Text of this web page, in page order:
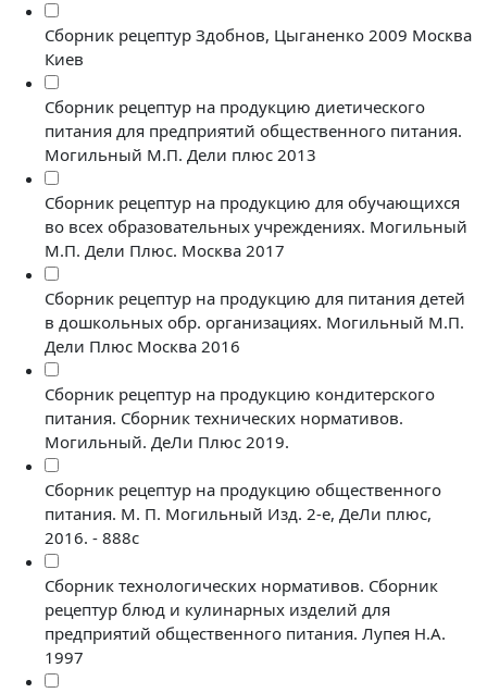
Сборник рецептур Здобнов, Цыганенко 2009 Москва
Киев
Сборник рецептур на продукцию диетического
питания для предприятий общественного питания.
Могильный М.П. Дели плюс 2013
Сборник рецептур на продукцию для обучающихся
во всех образовательных учреждениях. Могильный
М.П. Дели Плюс. Москва 2017
Сборник рецептур на продукцию для питания детей
в дошкольных обр. организациях. Могильный М.П.
Дели Плюс Москва 2016
Сборник рецептур на продукцию кондитерского
питания. Сборник технических нормативов.
Могильный. ДеЛи Плюс 2019.
Сборник рецептур на продукцию общественного
питания. М. П. Могильный Изд. 2-е, ДеЛи плюс,
2016. - 888с
Сборник технологических нормативов. Сборник
рецептур блюд и кулинарных изделий для
предприятий общественного питания. Лупея Н.А.
1997